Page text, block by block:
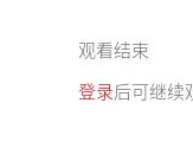
观看结束
登录后可继续